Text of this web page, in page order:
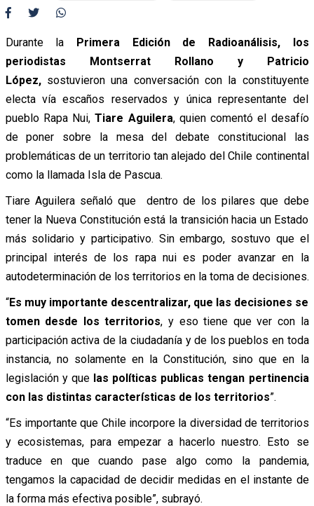
Durante la Primera Edición de Radioanálisis, los
periodistas Montserrat Rollano y Patricio
López,sostuvieron una conversación con la constituyente
electa vía escaños reservados y única representante del
pueblo Rapa Nui, Tiare Aguilera, quien comentó el desafío
de poner sobre la mesa del debate constitucional las
problemáticas de un territorio tan alejado del Chile continental
como la llamada Isla de Pascua.
Tiare Aguilera señaló que dentro de los pilares que debe
tener la Nueva Constitución está la transición hacia un Estado
más solidario y participativo. Sin embargo, sostuvo que el
principal interés de los rapa nui es poder avanzar en la
autodeterminación de los territorios en la toma de decisiones.
“Es muy importante descentralizar, que las decisiones se
tomen desde los territorios, y eso tiene que ver con la
participación activa de la ciudadanía y de los pueblos en toda
instancia, no solamente en la Constitución, sino que en la
legislación y que las políticas publicas tengan pertinencia
con las distintas características de los territorios”.
“Es importante que Chile incorpore la diversidad de territorios
y ecosistemas, para empezar a hacerlo nuestro. Esto se
traduce en que cuando pase algo como la pandemia,
tengamos la capacidad de decidir medidas en el instante de
la forma más efectiva posible”, subrayó.